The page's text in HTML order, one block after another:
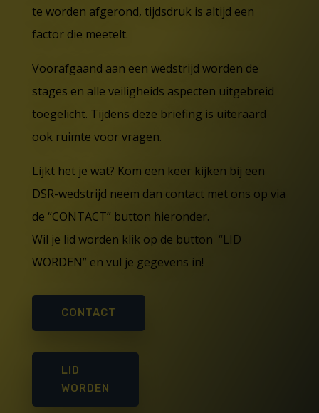
te worden afgerond, tijdsdruk is altijd een
factor die meetelt.
Voorafgaand aan een wedstrijd worden de
stages en alle veiligheids aspecten uitgebreid
toegelicht. Tijdens deze briefing is uiteraard
ook ruimte voor vragen.
Lijkt het je wat? Kom een keer kijken bij een
DSR-wedstrijd neem dan contact met ons op via
de “CONTACT” button hieronder.
Wil je lid worden klik op de button “LID
WORDEN” en vul je gegevens in!
CONTACT
LID
WORDEN